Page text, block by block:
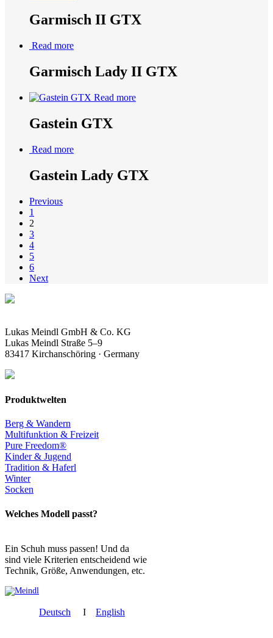
Garmisch II GTX
Read more
Garmisch Lady II GTX
Read more
Gastein GTX
Read more
Gastein Lady GTX
Previous
1
2
3
4
5
6
Next
Lukas Meindl GmbH & Co. KG
Lukas Meindl Straße 5–9
83417 Kirchanschöring · Germany
Produktwelten
Berg & Wandern
Multifunktion & Freizeit
Pure Freedom®
Kinder & Jugend
Tradition & Haferl
Winter
Socken
Welches Modell passt?
Ein Schuh muss passen! Und da
sind viele Kriterien entscheidend wie
Technik, Größe, Anwendungen, etc.
Deutsch I English